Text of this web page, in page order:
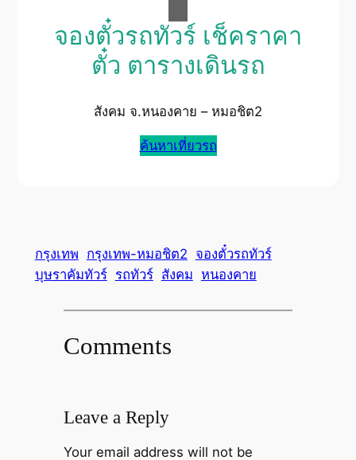
จองตั๋วรถทัวร์ เช็คราคา
ตั๋ว ตารางเดินรถ
สังคม จ.หนองคาย – หมอชิต2
ค้นหาเที่ยวรถ
กรุงเทพ กรุงเทพ-หมอชิต2 จองตั๋วรถทัวร์
บุษราคัมทัวร์ รถทัวร์ สังคม หนองคาย
Comments
Leave a Reply
Your email address will not be